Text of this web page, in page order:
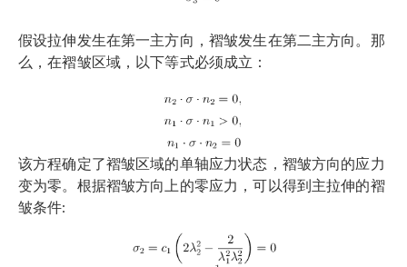
假设拉伸发生在第一主方向，褶皱发生在第二主方向。那
么，在褶皱区域，以下等式必须成立：
该方程确定了褶皱区域的单轴应力状态，褶皱方向的应力
变为零。根据褶皱方向上的零应力，可以得到主拉伸的褶
皱条件: